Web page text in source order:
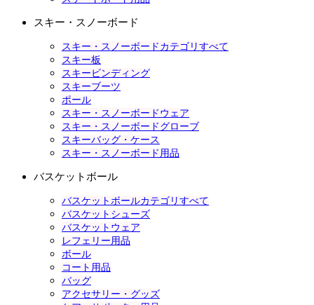
スキー・スノーボード
スキー・スノーボードカテゴリすべて
スキー板
スキービンディング
スキーブーツ
ポール
スキー・スノーボードウェア
スキー・スノーボードグローブ
スキーバッグ・ケース
スキー・スノーボード用品
バスケットボール
バスケットボールカテゴリすべて
バスケットシューズ
バスケットウェア
レフェリー用品
ボール
コート用品
バッグ
アクセサリー・グッズ